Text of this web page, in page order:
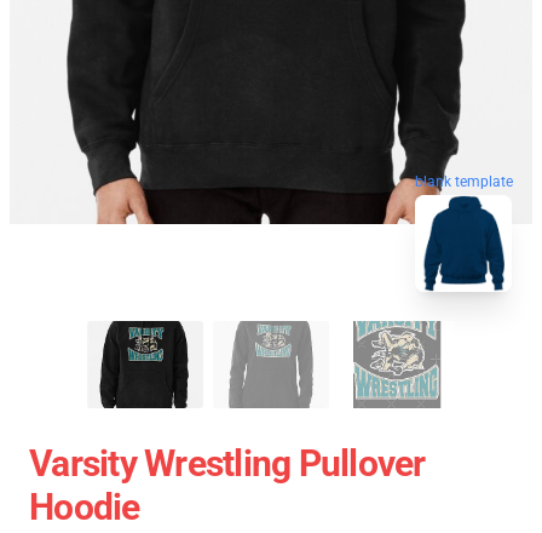
blank template
Varsity Wrestling Pullover
Hoodie